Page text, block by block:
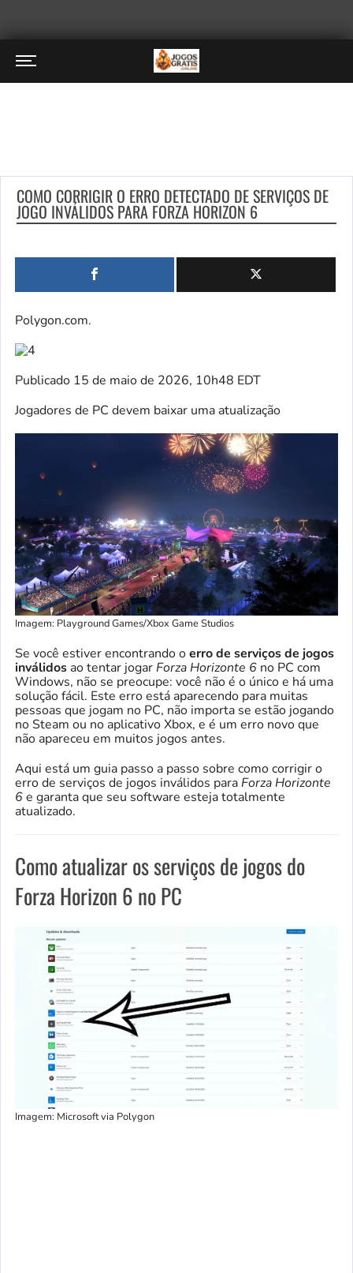
COMO CORRIGIR O ERRO DETECTADO DE SERVIÇOS DE
JOGO INVÁLIDOS PARA FORZA HORIZON 6
Polygon.com.
Publicado 15 de maio de 2026, 10h48 EDT
Jogadores de PC devem baixar uma atualização
Imagem: Playground Games/Xbox Game Studios
Se você estiver encontrando oerro de serviços de jogos
inválidos ao tentar jogar Forza Horizonte 6 no PC com
Windows, não se preocupe: você não é o único e há uma
solução fácil. Este erro está aparecendo para muitas
pessoas que jogam no PC, não importa se estão jogando
no Steam ou no aplicativo Xbox, e é um erro novo que
não apareceu em muitos jogos antes.
Aqui está um guia passo a passo sobre como corrigir o
erro de serviços de jogos inválidos para Forza Horizonte
6e garanta que seu software esteja totalmente
atualizado.
Como atualizar os serviços de jogos do
Forza Horizon 6 no PC
Imagem: Microsoft via Polygon